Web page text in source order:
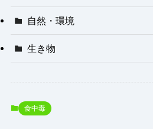
自然・環境
生き物
食中毒